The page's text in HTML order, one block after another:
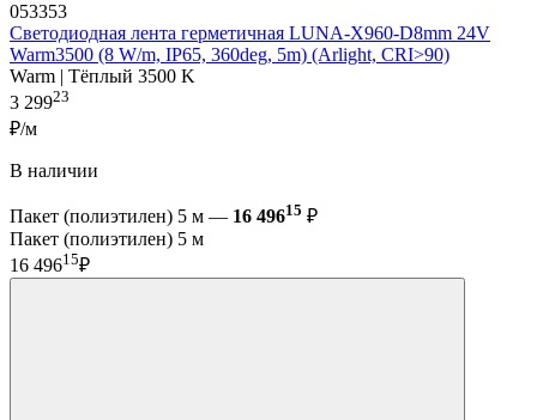
053353
Светодиодная лента герметичная LUNA-X960-D8mm 24V
Warm3500 (8 W/m, IP65, 360deg, 5m) (Arlight, CRI>90)
Warm | Тёплый 3500 K
3 29923
₽/м
В наличии
Пакет (полиэтилен) 5 м — 16 49615 ₽
Пакет (полиэтилен) 5 м
16 49615₽